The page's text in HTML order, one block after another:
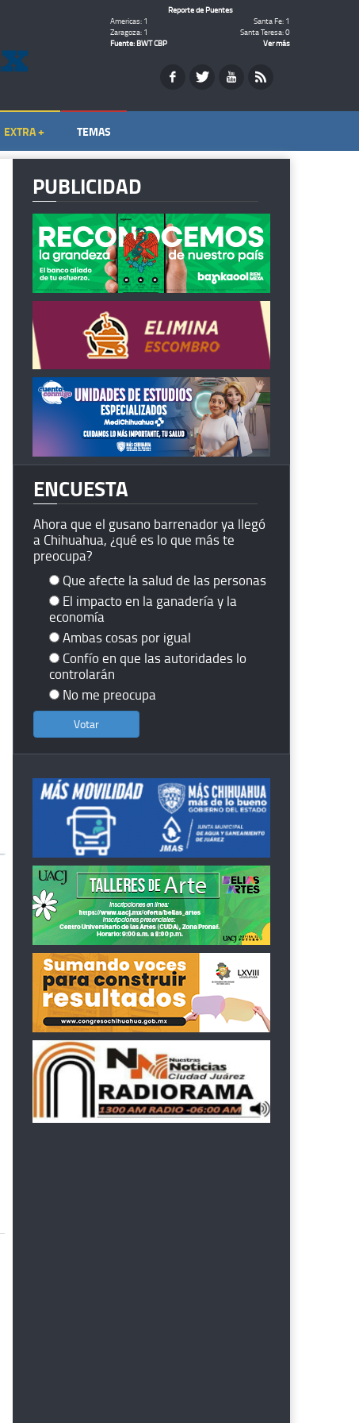
Reporte de Puentes
Americas: 1
Santa Fe: 1
Zaragoza: 1
Santa Teresa: 0
Fuente: BWT CBP
Ver más
EXTRA + TEMAS
PUBLICIDAD
ENCUESTA
Ahora que el gusano barrenador ya llegó
a Chihuahua, ¿qué es lo que más te
preocupa?
Que afecte la salud de las personas
El impacto en la ganadería y la
economía
Ambas cosas por igual
Confío en que las autoridades lo
controlarán
No me preocupa